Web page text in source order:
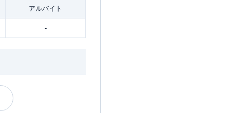
アルバイト
-